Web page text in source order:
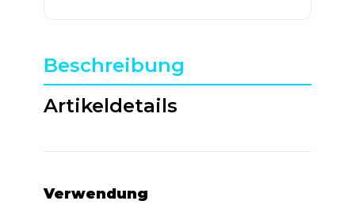
Beschreibung
Artikeldetails
Verwendung